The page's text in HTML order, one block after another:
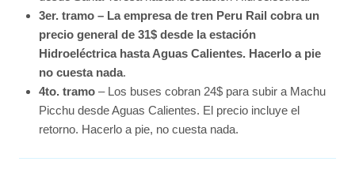
3er. tramo – La empresa de tren Peru Rail cobra un
precio general de 31$ desde la estación
Hidroeléctrica hasta Aguas Calientes. Hacerlo a pie
no cuesta nada.
4to. tramo– Los buses cobran 24$ para subir a Machu
Picchu desde Aguas Calientes. El precio incluye el
retorno. Hacerlo a pie, no cuesta nada.